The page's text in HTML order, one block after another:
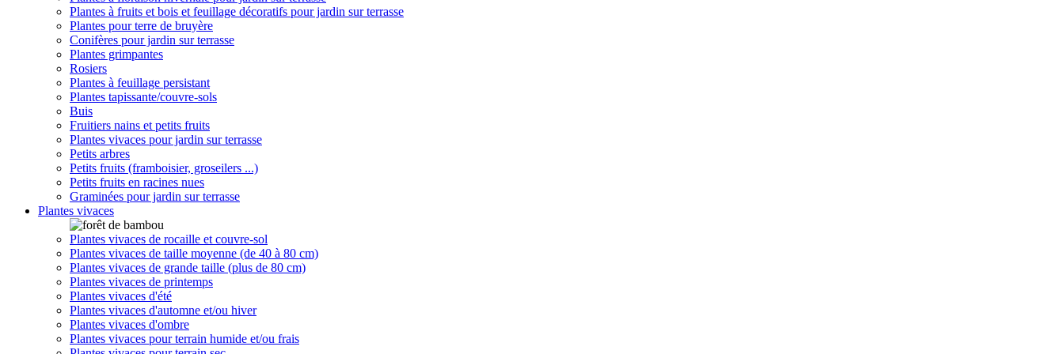
Plantes à fruits et bois et feuillage décoratifs pour jardin sur terrasse
Plantes pour terre de bruyère
Conifères pour jardin sur terrasse
Plantes grimpantes
Rosiers
Plantes à feuillage persistant
Plantes tapissante/couvre-sols
Buis
Fruitiers nains et petits fruits
Plantes vivaces pour jardin sur terrasse
Petits arbres
Petits fruits (framboisier, groseilers ...)
Petits fruits en racines nues
Graminées pour jardin sur terrasse
Plantes vivaces
Plantes vivaces de rocaille et couvre-sol
Plantes vivaces de taille moyenne (de 40 à 80 cm)
Plantes vivaces de grande taille (plus de 80 cm)
Plantes vivaces de printemps
Plantes vivaces d'été
Plantes vivaces d'automne et/ou hiver
Plantes vivaces d'ombre
Plantes vivaces pour terrain humide et/ou frais